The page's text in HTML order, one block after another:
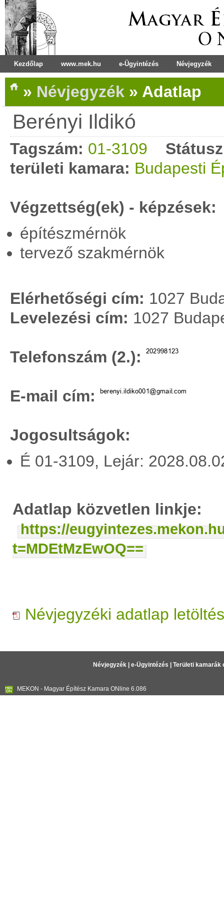
Kezdőlap www.mek.hu e-Ügyintézés Névjegyzék
» Névjegyzék » Adatlap
Berényi Ildikó
Tagszám: 01-3109
területi kamara: Budapesti
Végzettség(ek) - képzések:
építészmérnök
tervező szakmérnök
Elérhetőségi cím: 1027
Levelezési cím: 1027
Telefonszám (2.):
E-mail cím:
Jogosultságok:
É 01-3109, Lejár:
Adatlap közvetlen linkje:
https://
t=MDEtMzEwOQ==
Névjegyzéki adatlap
Névjegyzék| e-Ügyintézés Területi kamarák
MEKON - Magyar Építész Kamara ONline 6.086